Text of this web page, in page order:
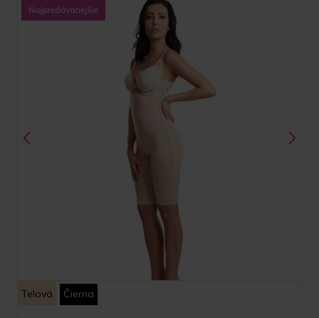
Telová Čierna